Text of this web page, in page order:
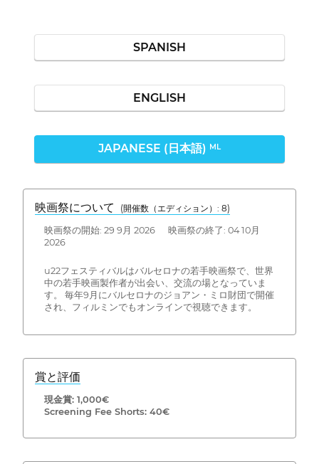
SPANISH
ENGLISH
JAPANESE (日本語) ML
映画祭について (開催数（エディション）: 8)
映画祭の開始: 29 9月 2026 映画祭の終了: 04 10月
2026
u22フェスティバルはバルセロナの若手映画祭で、世界
中の若手映画製作者が出会い、交流の場となっていま
す。 毎年9月にバルセロナのジョアン・ミロ財団で開催
され、フィルミンでもオンラインで視聴できます。
賞と評価
現金賞: 1,000€
Screening Fee Shorts: 40€